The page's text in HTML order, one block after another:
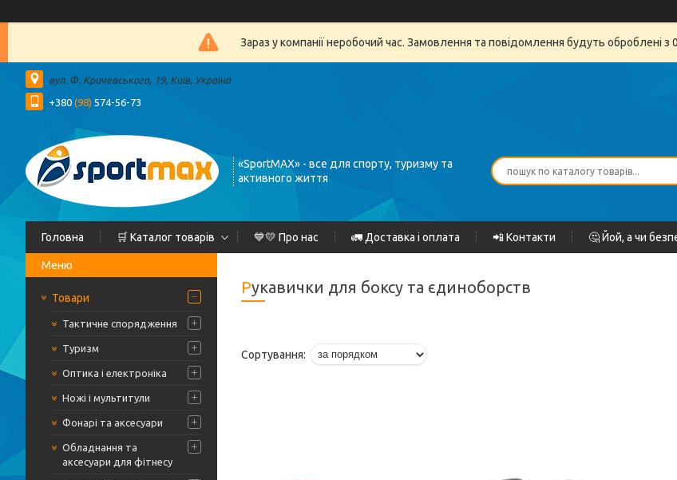
Зараз у компанії неробочий час. Замовлення та повідомлення будуть оброблені
вул. Ф. Кричевського, 19, Київ, Україна
+380 (98) 574-56-73
«SportMAX» - все для спорту, туризму та
активного життя
Головна 🛒 Каталог товарів 💙💛 Про нас 🚛 Доставка і оплата 📲 Контакти 🤔 Йой, а чи
Товари
Тактичне спорядження
Туризм
Оптика і електроніка
Ножі і мультитули
Фонарі та аксесуари
Обладнання та
аксесуари для фітнесу
Рукавички для боксу та єдиноборств